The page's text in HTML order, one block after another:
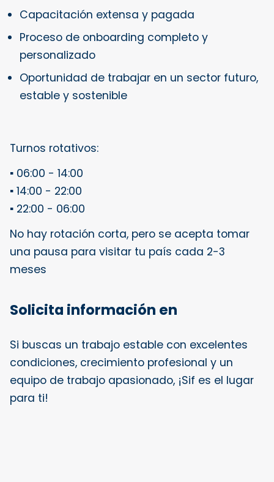
Capacitación extensa y pagada
Proceso de onboarding completo y
personalizado
Oportunidad de trabajar en un sector futuro,
estable y sostenible
Turnos rotativos:
▪️ 06:00 - 14:00
▪️ 14:00 - 22:00
▪️ 22:00 - 06:00
No hay rotación corta, pero se acepta tomar
una pausa para visitar tu país cada 2-3
meses
Solicita información en
Si buscas un trabajo estable con excelentes
condiciones, crecimiento profesional y un
equipo de trabajo apasionado, ¡Sif es el lugar
para ti!